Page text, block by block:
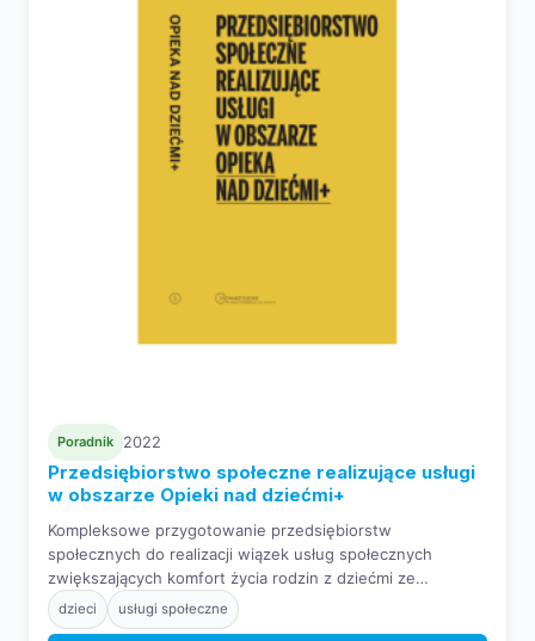
Poradnik 2022
Przedsiębiorstwo społeczne realizujące usługi
w obszarze Opieki nad dziećmi+
Kompleksowe przygotowanie przedsiębiorstw
społecznych do realizacji wiązek usług społecznych
zwiększających komfort życia rodzin z dziećmi ze
specjalnymi potrzebami edukacyjnymi.
dzieci usługi społeczne